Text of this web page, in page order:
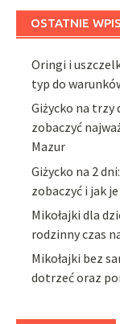
OSTATNIE
Oringi i
typ do
Giżycko na trzy
zobaczyć
Mazur
Giżycko na 2
zobaczyć i jak
Mikołajki dla
rodzinny czas
Mikołajki bez
dotrzeć oraz